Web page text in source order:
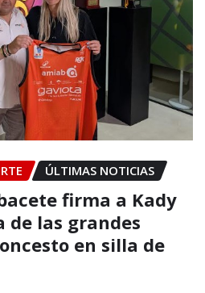
ÚLTIMAS NOTICIAS
firma a Kady
de las grandes
en silla de